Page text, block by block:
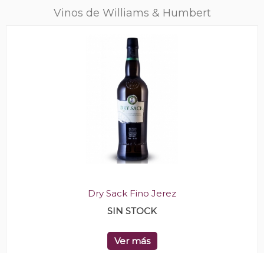
Vinos de Williams & Humbert
Dry Sack Fino Jerez
SIN STOCK
Ver más